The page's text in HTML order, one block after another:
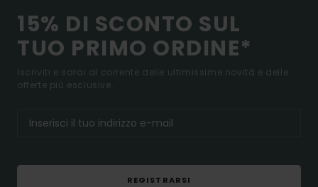
15% DI SCONTO SUL
TUO PRIMO ORDINE*
Iscriviti e sarai al corrente delle ultimissime novità e delle
offerte più esclusive.
REGISTRARSI